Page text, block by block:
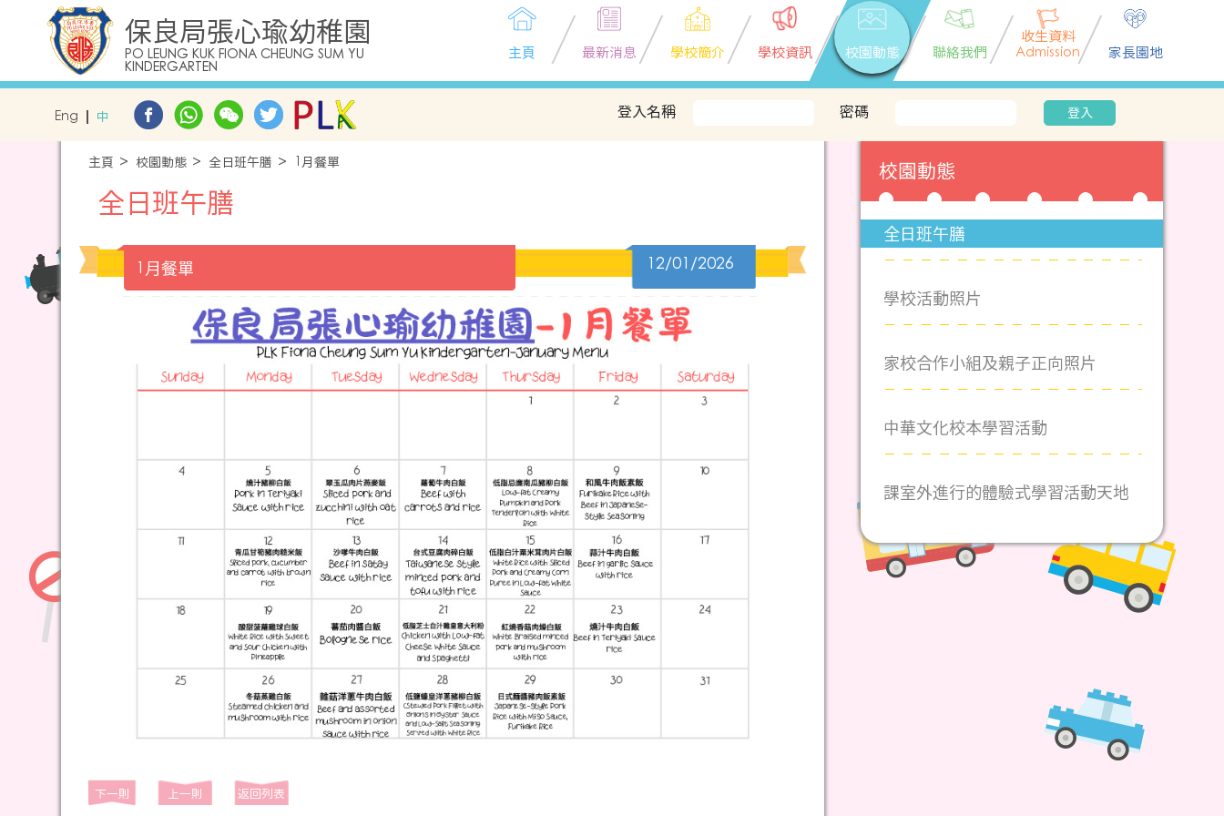
保良局張心瑜幼稚園
PO LEUNG KUK FIONA CHEUNG SUM YU
KINDERGARTEN
主頁 最新消息 學校簡介 學校資訊 校園動態 聯絡我們
收生資料
Admission
家長園地
Eng 中 登入名稱 密碼 登入
主頁 校園動態 全日班午膳 1月餐單
全日班午膳
1月餐單 12/01/2026
下一則 上一則 返回列表
校園動態
全日班午膳
學校活動照片
家校合作小組及親子正向照片
中華文化校本學習活動
課室外進行的體驗式學習活動天地